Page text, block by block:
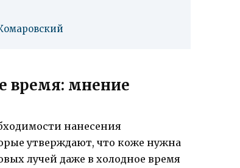
время: мнение
нанесения
утверждают, что коже нужна
лучей даже в холодное время